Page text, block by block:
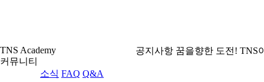
TNS Academy
커뮤니티
소식 FAQ Q&A
공지사항 꿈을향한 도전! TNS